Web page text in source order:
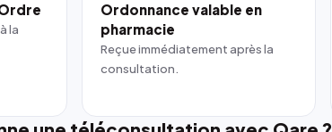
la
Ordonnance valable en
pharmacie
Reçue immédiatement après la
consultation.